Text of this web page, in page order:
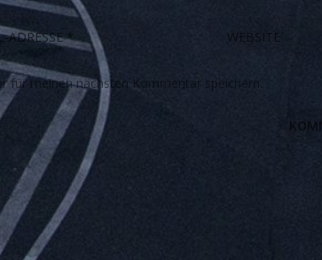
für meinen nächsten Kommentar speichern.